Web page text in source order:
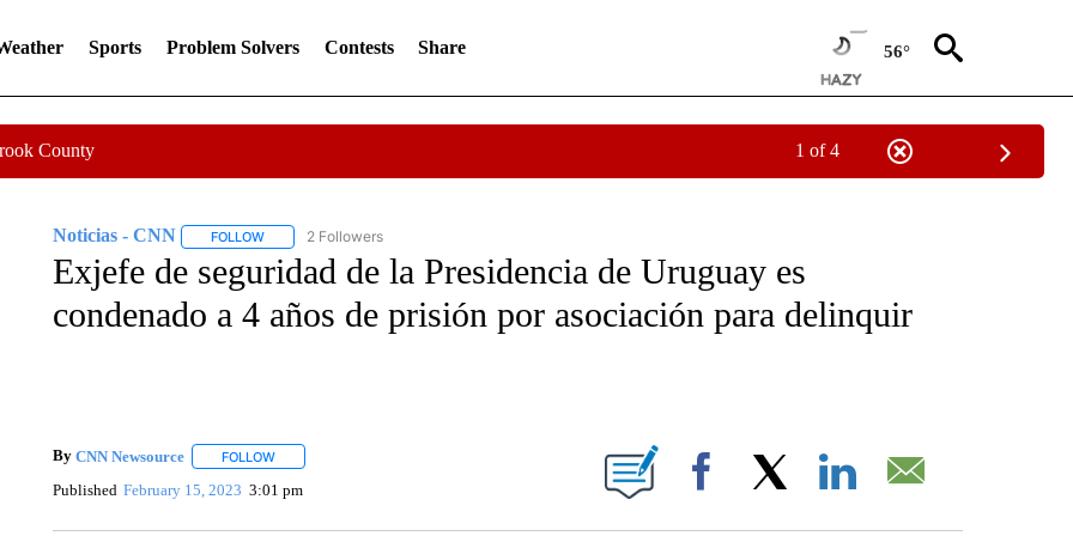
Sports Problem Solvers Contests Share 56°
County 1 of 4
Noticias - CNN FOLLOWFOLLOW "NOTICIAS - CNN" TO RECEIVE NOTIFICATIONS ABOUT NEW PAGES ON "NOTICIAS - CNN".
2 Followers
Exjefe de seguridad de la Presidencia de Uruguay es
condenado a 4 años de prisión por asociación para delinquir
By CNN Newsource FOLLOWFOLLOW "" TO RECEIVE NOTIFICATIONS ABOUT NEW PAGES ON "".
Published February 15, 2023 3:01 pm Facebook